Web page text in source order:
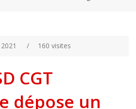
/ 160 visites
CGT
dépose un